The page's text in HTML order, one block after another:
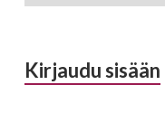
Kirjaudu sisään